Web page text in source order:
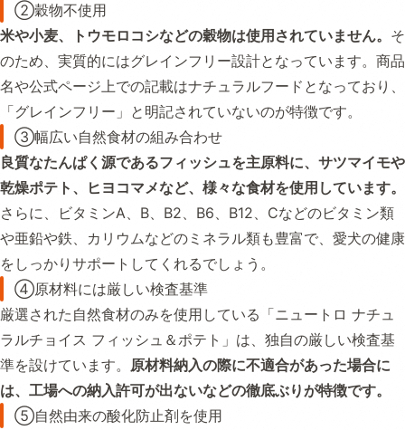
②穀物不使用
米や小麦、トウモロコシなどの穀物は使用されていません。 そ
のため、実質的にはグレインフリー設計となっています。商品
名や公式ページ上での記載はナチュラルフードとなっており、
「グレインフリー」と明記されていないのが特徴です。
③幅広い自然食材の組み合わせ
良質なたんぱく源であるフィッシュを主原料に、サツマイモや
乾燥ポテト、ヒヨコマメなど、様々な食材を使用しています。
さらに、ビタミンA、B、B2、B6、B12、Cなどのビタミン類
や亜鉛や鉄、カリウムなどのミネラル類も豊富で、愛犬の健康
をしっかりサポートしてくれるでしょう。
④原材料には厳しい検査基準
厳選された自然食材のみを使用している「ニュートロ ナチュ
ラルチョイス フィッシュ＆ポテト」は、独自の厳しい検査基
準を設けています。 原材料納入の際に不適合があった場合に
は、工場への納入許可が出ないなどの徹底ぶりが特徴です。
⑤自然由来の酸化防止剤を使用